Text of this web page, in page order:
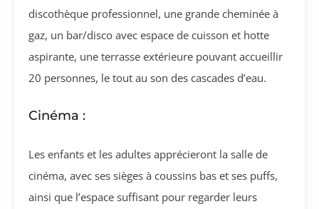
discothèque professionnel, une grande cheminée à
gaz, un bar/disco avec espace de cuisson et hotte
aspirante, une terrasse extérieure pouvant accueillir
20 personnes, le tout au son des cascades d’eau.
Cinéma :
Les enfants et les adultes apprécieront la salle de
cinéma, avec ses sièges à coussins bas et ses puffs,
ainsi que l’espace suffisant pour regarder leurs